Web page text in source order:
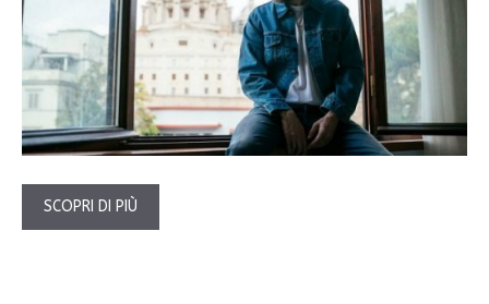
SCOPRI DI PIÙ